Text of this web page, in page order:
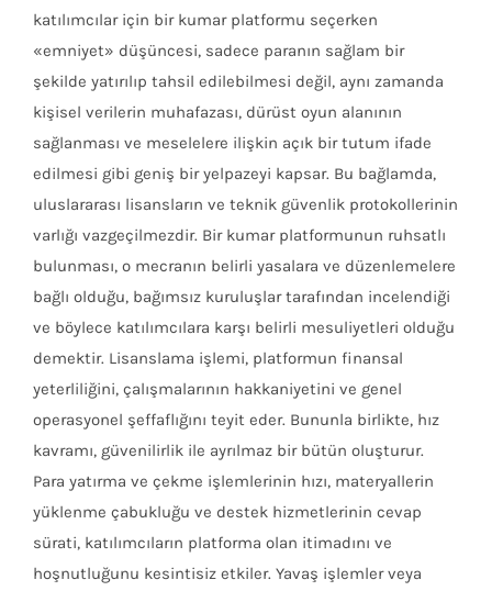
katılımcılar için bir kumar platformu seçerken
«emniyet» düşüncesi, sadece paranın sağlam bir
şekilde yatırılıp tahsil edilebilmesi değil, aynı zamanda
kişisel verilerin muhafazası, dürüst oyun alanının
sağlanması ve meselelere ilişkin açık bir tutum ifade
edilmesi gibi geniş bir yelpazeyi kapsar. Bu bağlamda,
uluslararası lisansların ve teknik güvenlik protokollerinin
varlığı vazgeçilmezdir. Bir kumar platformunun ruhsatlı
bulunması, o mecranın belirli yasalara ve düzenlemelere
bağlı olduğu, bağımsız kuruluşlar tarafından incelendiği
ve böylece katılımcılara karşı belirli mesuliyetleri olduğu
demektir. Lisanslama işlemi, platformun finansal
yeterliliğini, çalışmalarının hakkaniyetini ve genel
operasyonel şeffaflığını teyit eder. Bununla birlikte, hız
kavramı, güvenilirlik ile ayrılmaz bir bütün oluşturur.
Para yatırma ve çekme işlemlerinin hızı, materyallerin
yüklenme çabukluğu ve destek hizmetlerinin cevap
sürati, katılımcıların platforma olan itimadını ve
hoşnutluğunu kesintisiz etkiler. Yavaş işlemler veya